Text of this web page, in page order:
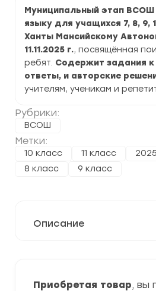
Муниципальный этап ВСОШ
языку для учащихся 7, 8, 9,
Ханты Мансийскому
11.11.2025 г., посвящённая
ребят. Содержит задания
ответы, и авторские
учителям, ученикам и
Рубрики:
ВСОШ
Метки:
10 класс 11 класс
8 класс
9 класс
2026
г.
по
ХМАО
Описание
Приобретая товар, вы